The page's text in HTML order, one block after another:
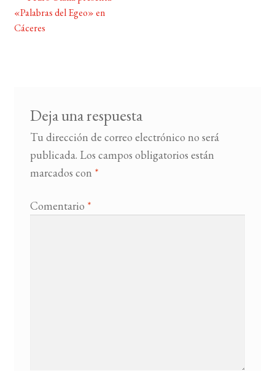
de
«Palabras del Egeo» en
Cáceres
Deja una respuesta
Tu dirección de correo electrónico no será
publicada. Los campos obligatorios están
marcados con *
Comentario *